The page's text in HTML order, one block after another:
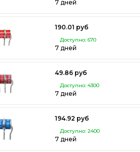
7 дней
190.01 руб
Доступно: 670
7 дней
49.86 руб
Доступно: 4300
7 дней
194.92 руб
Доступно: 2400
7 дней